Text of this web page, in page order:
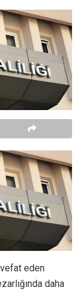
vefat eden
daha